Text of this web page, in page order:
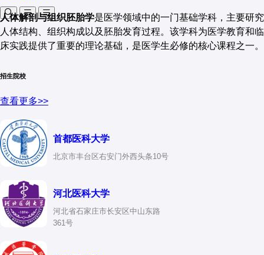
人体解剖与组织胚胎学是医学领域中的一门基础学科，主要研究
人体结构、组织构成以及胚胎发育过程。该学科为医学教育和临
床实践提供了重要的理论基础，是医学生必修的核心课程之一。
关系，包括大体解剖学和显微解剖学。
组织学
涉及细胞、组织和器官的显微结构。
胚胎学
胚胎的形态发生、器官形成及其调控机制。
该学科具有以下特点：
基础性 ：为临床医学、病理学等后续医学课程奠定基础。
实践性
：通过实验室解剖、显微镜观察等实践操作，加深
招生院校
查看更多>>
首都医科大学
北京市丰台区右安门外西头条10号
河北医科大学
河北省石家庄市长安区中山东路
361号